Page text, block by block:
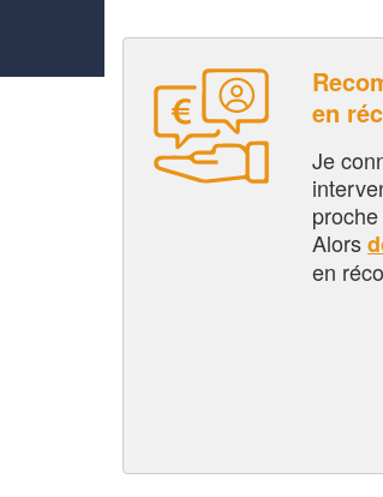
en
Je
proche
Alors
en